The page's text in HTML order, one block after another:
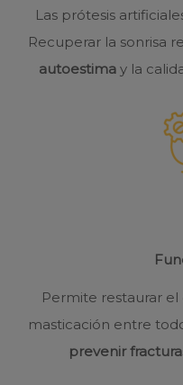
Permite restaurar el
masticación entre
prevenir
Las prótesis
Recuperar la sonrisa
autoestima y la